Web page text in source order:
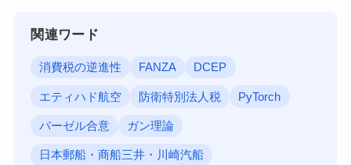
関連ワード
消費税の逆進性 FANZA DCEP
エティハド航空 防衛特別法人税 PyTorch
バーゼル合意 ガン理論
日本郵船・商船三井・川崎汽船